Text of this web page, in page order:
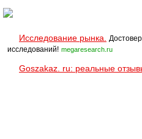
Исследование рынка.
исследований! megaresearch.ru
Goszakaz. ru: реальные